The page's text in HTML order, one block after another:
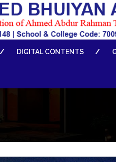
DIGITAL CONTENTS